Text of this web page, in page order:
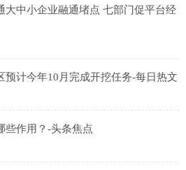
大中小企业融通堵点 七部门促平台经
预计今年10月完成开挖任务-每日热文
些作用？-头条焦点